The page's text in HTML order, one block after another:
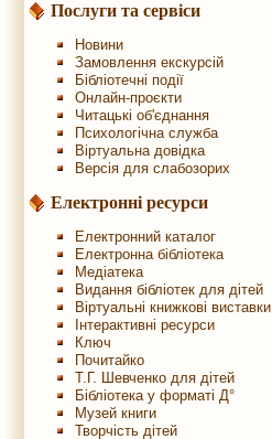
Послуги та сервіси
Новини
Замовлення екскурсій
Бібліотечні події
Онлайн-проєкти
Читацькі об'єднання
Психологічна служба
Віртуальна довідка
Версія для слабозорих
Електронні ресурси
Електронний каталог
Електронна бібліотека
Медіатека
Видання бібліотек для дітей
Віртуальні книжкові виставки
Інтерактивні ресурси
Ключ
Почитайко
Т.Г. Шевченко для дітей
Бібліотека у форматі Д°
Музей книги
Творчість дітей